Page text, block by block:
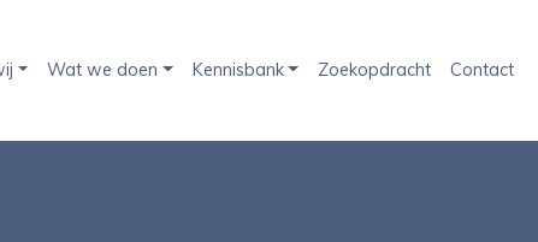
Wat we doen Kennisbank Zoekopdracht Contact